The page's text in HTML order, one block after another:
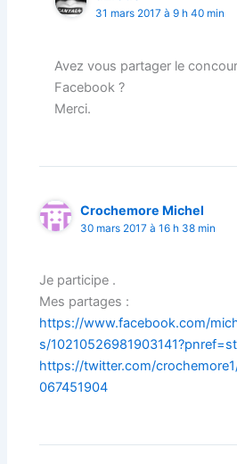
31 mars 2017 à 9 h 40 min
Avez vous partager le
Facebook ?
Merci.
Crochemore Michel
30 mars 2017 à 16 h 38 min
Je participe .
Mes partages :
https://www.facebook.com/
s/
https://twitter.com/
067451904